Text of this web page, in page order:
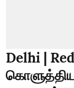
Delhi |